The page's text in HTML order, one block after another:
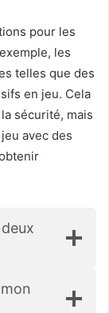
pour les
les
telles que des
en jeu. Cela
sécurité, mais
avec des